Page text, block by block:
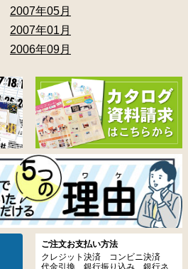
2007年05月
2007年01月
2006年09月
ご注文お支払い方法
クレジット決済 コンビニ決済
代金引換 銀行振り込み 銀行ネ